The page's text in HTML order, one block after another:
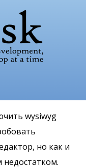
wysiwyg
но как и